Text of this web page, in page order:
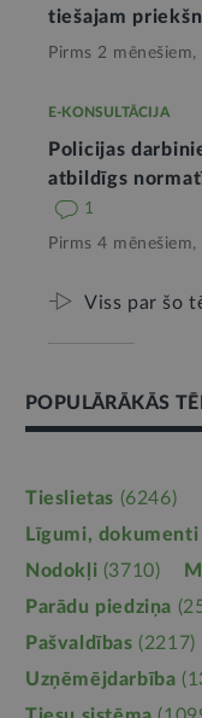
tiešajam
Pirms 2 mēnešiem,
E-KONSULTĀCIJA
Policijas
atbildīgs
1
Pirms 4 mēnešiem,
Viss par šo
POPULĀRĀKĀS
Tieslietas (6246)
Līgumi, dokumenti
Nodokļi (3710)
Parādu piedziņa
Pašvaldības (2217)
Uzņēmējdarbība